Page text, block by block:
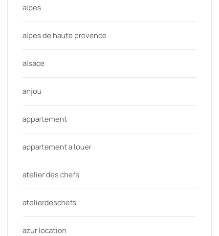
alpes
alpes de haute provence
alsace
anjou
appartement
appartement a louer
atelier des chefs
atelierdeschefs
azur location